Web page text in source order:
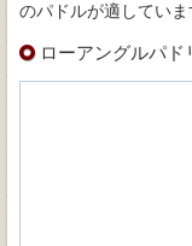
のパドルが適していま
ローアングルパド